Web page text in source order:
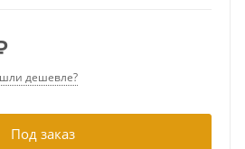
дешевле?
Под заказ